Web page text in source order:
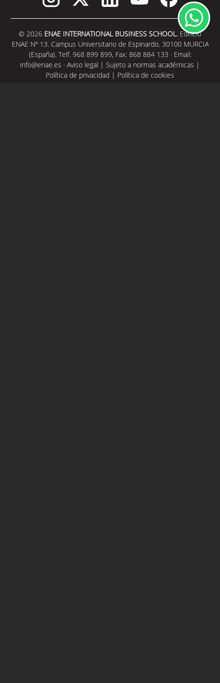
© 2026 ENAE INTERNATIONAL BUSINESS SCHOOL. Edificio
ENAE Nº 13. Campus Universitario de Espinardo. 30100 MURCIA
(España). Telf. 968 899 899, Fax: 868 884 133 · Email:
info@enae.es · Aviso legal | Sujeto a normas académicas |
Política de privacidad | Política de cookies